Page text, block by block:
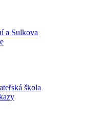
a Sulkova
škola